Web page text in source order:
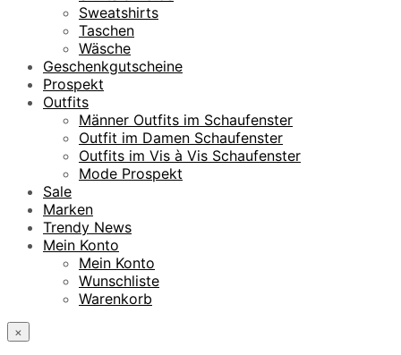
Sweatshirts
Taschen
Wäsche
Geschenkgutscheine
Prospekt
Outfits
Männer Outfits im Schaufenster
Outfit im Damen Schaufenster
Outfits im Vis à Vis Schaufenster
Mode Prospekt
Sale
Marken
Trendy News
Mein Konto
Mein Konto
Wunschliste
Warenkorb
×